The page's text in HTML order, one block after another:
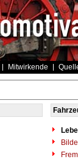
Mitwirkende